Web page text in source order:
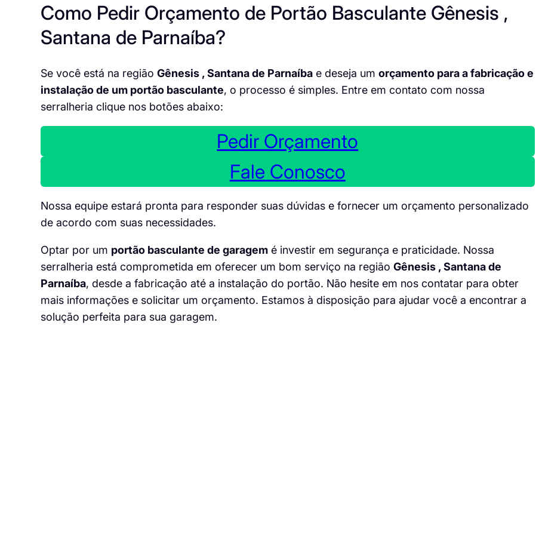
Como Pedir Orçamento de Portão Basculante Gênesis ,
Santana de Parnaíba?
Se você está na região Gênesis , Santana de Parnaíbae deseja um orçamento para a fabricação e
instalação de um portão basculante, o processo é simples. Entre em contato com nossa
serralheria clique nos botões abaixo:
Pedir Orçamento
Fale Conosco
Nossa equipe estará pronta para responder suas dúvidas e fornecer um orçamento personalizado
de acordo com suas necessidades.
Optar por um portão basculante de garagemé investir em segurança e praticidade. Nossa
serralheria está comprometida em oferecer um bom serviço na região Gênesis , Santana de
Parnaíba, desde a fabricação até a instalação do portão. Não hesite em nos contatar para obter
mais informações e solicitar um orçamento. Estamos à disposição para ajudar você a encontrar a
solução perfeita para sua garagem.